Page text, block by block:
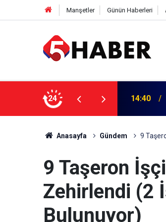
Manşetler Günün Haberleri
24
dahil 11 kişi gözaltına alındı 13:55
Anasayfa Gündem 9
9 Taşeron
Zehirlendi (2
Bulunuyor)